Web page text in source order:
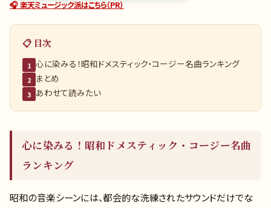
🎧 楽天ミュージック派はこちら（PR）
📋 目次
1 心に染みる！昭和ドメスティック・コージー名曲ランキング
2 まとめ
3 あわせて読みたい
心に染みる！昭和ドメスティック・コージー名曲
ランキング
昭和の音楽シーンには、都会的な洗練されたサウンドだけでな